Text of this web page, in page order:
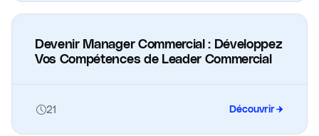
Devenir Manager Commercial : Développez
Vos Compétences de Leader Commercial
21 Découvrir